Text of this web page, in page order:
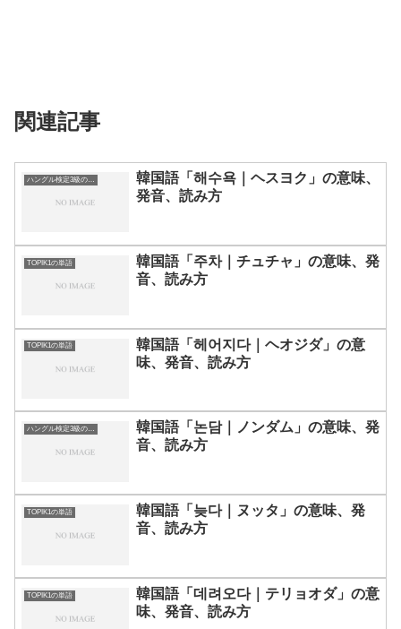
関連記事
ハングル検定3級の単語
韓国語「해수욕｜ヘスヨク」の意味、
発音、読み方
TOPIK1の単語
韓国語「주차｜チュチャ」の意味、発
音、読み方
TOPIK1の単語
韓国語「헤어지다｜ヘオジダ」の意
味、発音、読み方
ハングル検定3級の単語
韓国語「논담｜ノンダム」の意味、発
音、読み方
TOPIK1の単語
韓国語「늦다｜ヌッタ」の意味、発
音、読み方
TOPIK1の単語
韓国語「데려오다｜テリョオダ」の意
味、発音、読み方